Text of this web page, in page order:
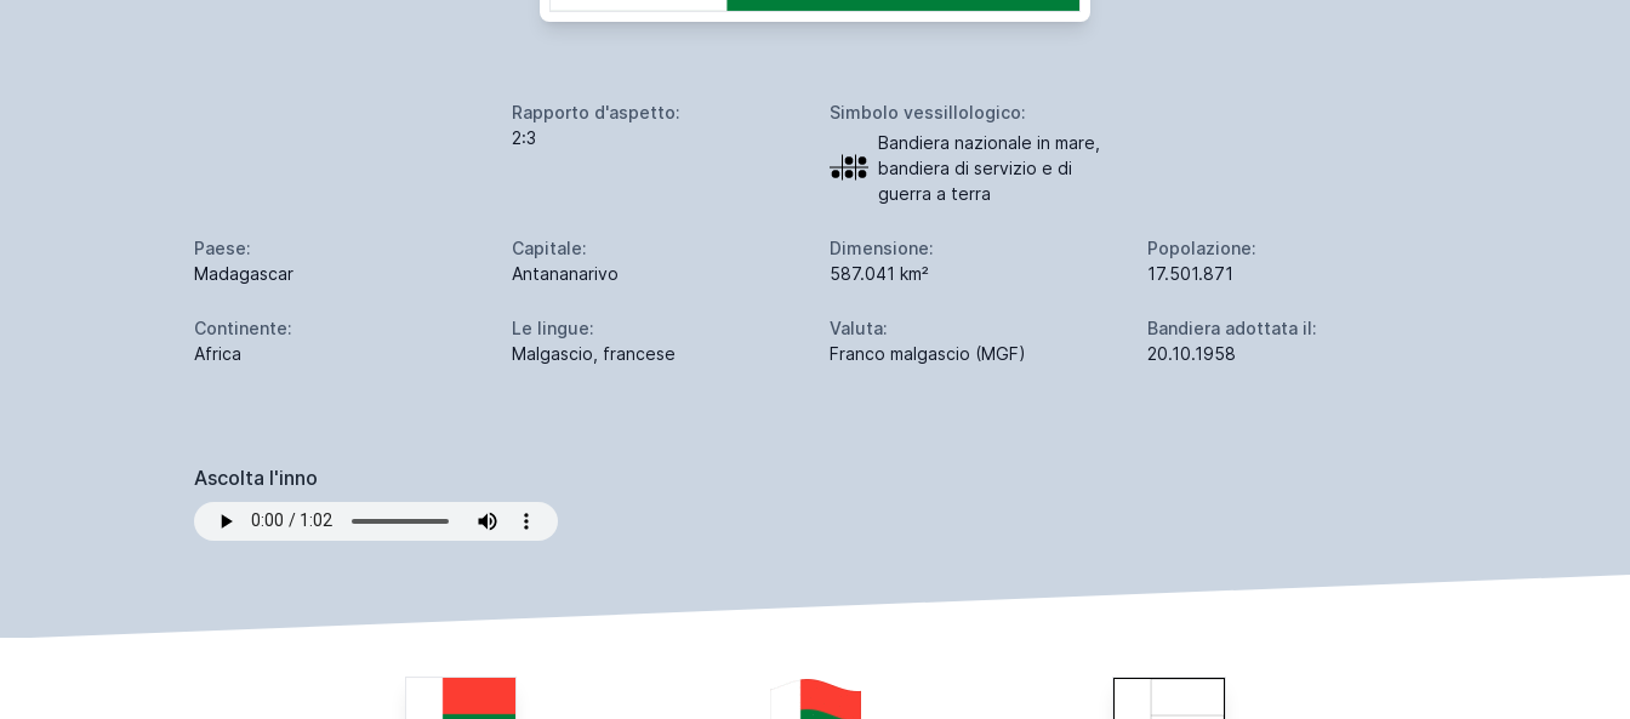
Rapporto d'aspetto:
2:3
Simbolo vessillologico:
Bandiera nazionale in mare,
bandiera di servizio e di
guerra a terra
Paese:
Madagascar
Capitale:
Antananarivo
Dimensione:
587.041 km²
Popolazione:
17.501.871
Continente:
Africa
Le lingue:
Malgascio, francese
Valuta:
Franco malgascio (MGF)
Bandiera adottata il:
20.10.1958
Ascolta l'inno